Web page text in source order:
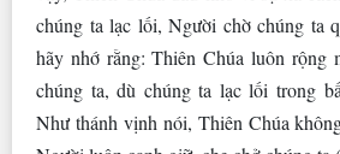
chúng ta lạc lối, Người chờ chúng ta
hãy nhớ rằng: Thiên Chúa luôn rộng
chúng ta, dù chúng ta lạc lối trong
Như thánh vịnh nói, Thiên Chúa